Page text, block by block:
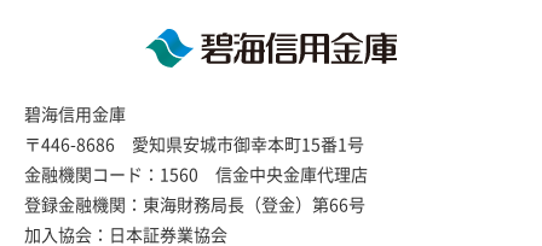
碧海信用金庫
〒446-8686 愛知県安城市御幸本町15番1号
金融機関コード：1560 信金中央金庫代理店
登録金融機関：東海財務局長（登金）第66号
加入協会：日本証券業協会